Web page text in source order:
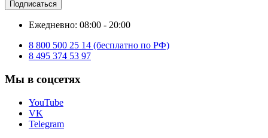
Подписаться
Ежедневно: 08:00 - 20:00
8 800 500 25 14 (бесплатно по РФ)
8 495 374 53 97
Мы в соцсетях
YouTube
VK
Telegram